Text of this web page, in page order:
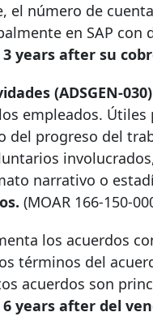
el número de
en SAP
3 years after su
(ADSGEN-030)
empleados.
del progreso del
narrativo o
(MOAR 166-150-
los acuerdos
términos del
acuerdos son
6 years after del